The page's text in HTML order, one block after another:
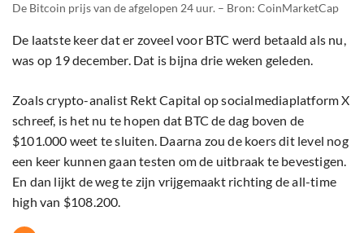
De Bitcoin prijs van de afgelopen 24 uur. – Bron: CoinMarketCap
De laatste keer dat er zoveel voor BTC werd betaald als nu,
was op 19 december. Dat is bijna drie weken geleden.
Zoals crypto-analist Rekt Capital op socialmediaplatform X
schreef, is het nu te hopen dat BTC de dag boven de
$101.000 weet te sluiten. Daarna zou de koers dit level nog
een keer kunnen gaan testen om de uitbraak te bevestigen.
En dan lijkt de weg te zijn vrijgemaakt richting de all-time
high van $108.200.